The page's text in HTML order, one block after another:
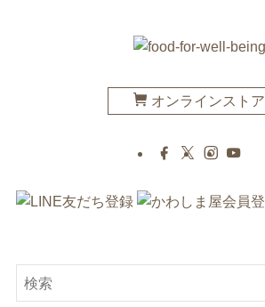
オンラインストア